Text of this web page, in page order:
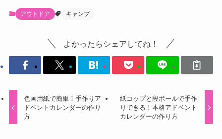
アウトドア キャンプ
よかったらシェアしてね！
色画用紙で簡単！手作りア
ドベントカレンダーの作り
方
紙コップと段ボールで手作
りできる！本格アドベント
カレンダーの作り方